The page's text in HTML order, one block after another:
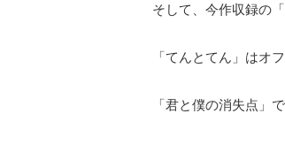
そして、今作収録の
「てんとてん」はオ
「君と僕の消失点」